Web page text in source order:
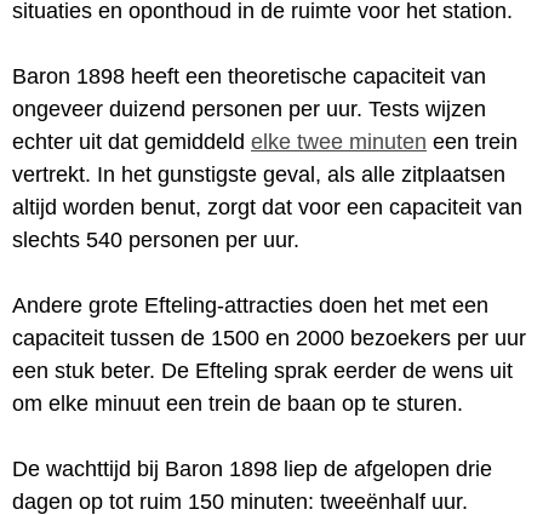
situaties en oponthoud in de ruimte voor het station.
Baron 1898 heeft een theoretische capaciteit van
ongeveer duizend personen per uur. Tests wijzen
echter uit dat gemiddeld elke twee minuten een trein
vertrekt. In het gunstigste geval, als alle zitplaatsen
altijd worden benut, zorgt dat voor een capaciteit van
slechts 540 personen per uur.
Andere grote Efteling-attracties doen het met een
capaciteit tussen de 1500 en 2000 bezoekers per uur
een stuk beter. De Efteling sprak eerder de wens uit
om elke minuut een trein de baan op te sturen.
De wachttijd bij Baron 1898 liep de afgelopen drie
dagen op tot ruim 150 minuten: tweeënhalf uur.